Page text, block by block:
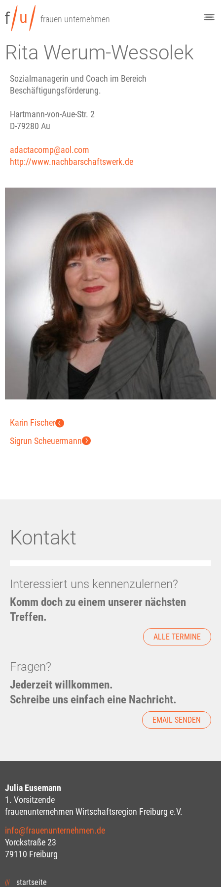
frauen unternehmen
Rita Werum-Wessolek
Sozialmanagerin und Coach im Bereich
Beschäftigungsförderung.
Hartmann-von-Aue-Str. 2
D-79280 Au
adactacomp@aol.com
http://www.nachbarschaftswerk.de
Karin Fischer
Sigrun Scheuermann
Kontakt
Interessiert uns kennenzulernen?
Komm doch zu einem unserer nächsten
Treffen.
ALLE TERMINE
Fragen?
Jederzeit willkommen.
Schreibe uns einfach eine Nachricht.
EMAIL SENDEN
Julia Eusemann
1. Vorsitzende
frauenunternehmen Wirtschaftsregion Freiburg e.V.
info@frauenunternehmen.de
Yorckstraße 23
79110 Freiburg
startseite